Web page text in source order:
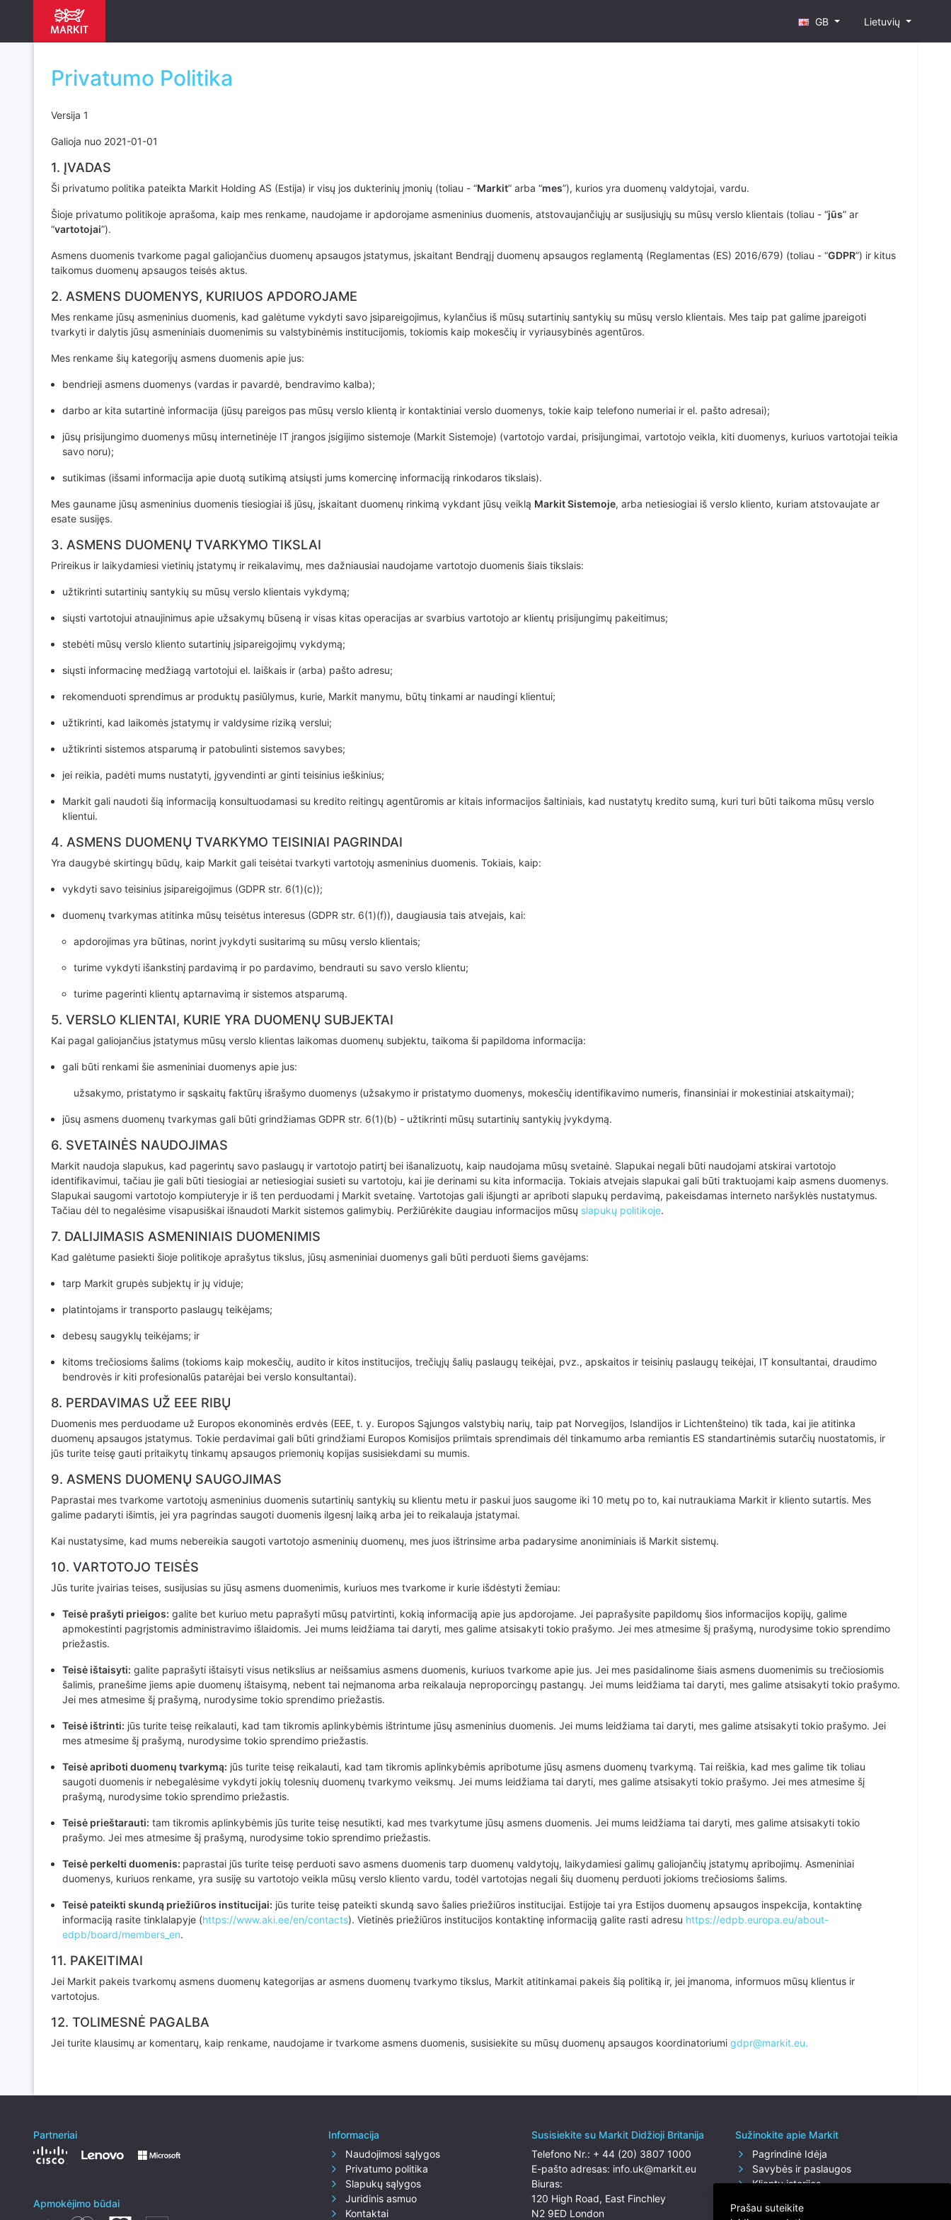
Prašau suteikite
GB Lietuvių
Privatumo Politika
Versija 1
Galioja nuo 2021-01-01
1. ĮVADAS
Ši privatumo politika pateikta Markit Holding AS (Estija) ir visų jos dukterinių įmonių (toliau - “Markit” arba “mes”), kurios yra duomenų valdytojai, vardu.
Šioje privatumo politikoje aprašoma, kaip mes renkame, naudojame ir apdorojame asmeninius duomenis, atstovaujančiųjų ar susijusiųjų su mūsų verslo klientais (toliau - “jūs” ar
“vartotojai”).
Asmens duomenis tvarkome pagal galiojančius duomenų apsaugos įstatymus, įskaitant Bendrąjį duomenų apsaugos reglamentą (Reglamentas (ES) 2016/679) (toliau - “GDPR”) ir kitus
taikomus duomenų apsaugos teisės aktus.
2. ASMENS DUOMENYS, KURIUOS APDOROJAME
Mes renkame jūsų asmeninius duomenis, kad galėtume vykdyti savo įsipareigojimus, kylančius iš mūsų sutartinių santykių su mūsų verslo klientais. Mes taip pat galime įpareigoti
tvarkyti ir dalytis jūsų asmeniniais duomenimis su valstybinėmis institucijomis, tokiomis kaip mokesčių ir vyriausybinės agentūros.
Mes renkame šių kategorijų asmens duomenis apie jus:
bendrieji asmens duomenys (vardas ir pavardė, bendravimo kalba);
darbo ar kita sutartinė informacija (jūsų pareigos pas mūsų verslo klientą ir kontaktiniai verslo duomenys, tokie kaip telefono numeriai ir el. pašto adresai);
jūsų prisijungimo duomenys mūsų internetinėje IT įrangos įsigijimo sistemoje (Markit Sistemoje) (vartotojo vardai, prisijungimai, vartotojo veikla, kiti duomenys, kuriuos vartotojai teikia
savo noru);
sutikimas (išsami informacija apie duotą sutikimą atsiųsti jums komercinę informaciją rinkodaros tikslais).
Mes gauname jūsų asmeninius duomenis tiesiogiai iš jūsų, įskaitant duomenų rinkimą vykdant jūsų veiklą Markit Sistemoje, arba netiesiogiai iš verslo kliento, kuriam atstovaujate ar
esate susijęs.
3. ASMENS DUOMENŲ TVARKYMO TIKSLAI
Prireikus ir laikydamiesi vietinių įstatymų ir reikalavimų, mes dažniausiai naudojame vartotojo duomenis šiais tikslais:
užtikrinti sutartinių santykių su mūsų verslo klientais vykdymą;
siųsti vartotojui atnaujinimus apie užsakymų būseną ir visas kitas operacijas ar svarbius vartotojo ar klientų prisijungimų pakeitimus;
stebėti mūsų verslo kliento sutartinių įsipareigojimų vykdymą;
siųsti informacinę medžiagą vartotojui el. laiškais ir (arba) pašto adresu;
rekomenduoti sprendimus ar produktų pasiūlymus, kurie, Markit manymu, būtų tinkami ar naudingi klientui;
užtikrinti, kad laikomės įstatymų ir valdysime riziką verslui;
užtikrinti sistemos atsparumą ir patobulinti sistemos savybes;
jei reikia, padėti mums nustatyti, įgyvendinti ar ginti teisinius ieškinius;
Markit gali naudoti šią informaciją konsultuodamasi su kredito reitingų agentūromis ar kitais informacijos šaltiniais, kad nustatytų kredito sumą, kuri turi būti taikoma mūsų verslo
klientui.
4. ASMENS DUOMENŲ TVARKYMO TEISINIAI PAGRINDAI
Yra daugybė skirtingų būdų, kaip Markit gali teisėtai tvarkyti vartotojų asmeninius duomenis. Tokiais, kaip:
vykdyti savo teisinius įsipareigojimus (GDPR str. 6(1)(c));
duomenų tvarkymas atitinka mūsų teisėtus interesus (GDPR str. 6(1)(f)), daugiausia tais atvejais, kai:
apdorojimas yra būtinas, norint įvykdyti susitarimą su mūsų verslo klientais;
turime vykdyti išankstinį pardavimą ir po pardavimo, bendrauti su savo verslo klientu;
turime pagerinti klientų aptarnavimą ir sistemos atsparumą.
5. VERSLO KLIENTAI, KURIE YRA DUOMENŲ SUBJEKTAI
Kai pagal galiojančius įstatymus mūsų verslo klientas laikomas duomenų subjektu, taikoma ši papildoma informacija:
gali būti renkami šie asmeniniai duomenys apie jus:
užsakymo, pristatymo ir sąskaitų faktūrų išrašymo duomenys (užsakymo ir pristatymo duomenys, mokesčių identifikavimo numeris, finansiniai ir mokestiniai atskaitymai);
jūsų asmens duomenų tvarkymas gali būti grindžiamas GDPR str. 6(1)(b) - užtikrinti mūsų sutartinių santykių įvykdymą.
6. SVETAINĖS NAUDOJIMAS
Markit naudoja slapukus, kad pagerintų savo paslaugų ir vartotojo patirtį bei išanalizuotų, kaip naudojama mūsų svetainė. Slapukai negali būti naudojami atskirai vartotojo
identifikavimui, tačiau jie gali būti tiesiogiai ar netiesiogiai susieti su vartotoju, kai jie derinami su kita informacija. Tokiais atvejais slapukai gali būti traktuojami kaip asmens duomenys.
Slapukai saugomi vartotojo kompiuteryje ir iš ten perduodami į Markit svetainę. Vartotojas gali išjungti ar apriboti slapukų perdavimą, pakeisdamas interneto naršyklės nustatymus.
Tačiau dėl to negalėsime visapusiškai išnaudoti Markit sistemos galimybių. Peržiūrėkite daugiau informacijos mūsų slapukų politikoje.
7. DALIJIMASIS ASMENINIAIS DUOMENIMIS
Kad galėtume pasiekti šioje politikoje aprašytus tikslus, jūsų asmeniniai duomenys gali būti perduoti šiems gavėjams:
tarp Markit grupės subjektų ir jų viduje;
platintojams ir transporto paslaugų teikėjams;
debesų saugyklų teikėjams; ir
kitoms trečiosioms šalims (tokioms kaip mokesčių, audito ir kitos institucijos, trečiųjų šalių paslaugų teikėjai, pvz., apskaitos ir teisinių paslaugų teikėjai, IT konsultantai, draudimo
bendrovės ir kiti profesionalūs patarėjai bei verslo konsultantai).
8. PERDAVIMAS UŽ EEE RIBŲ
Duomenis mes perduodame už Europos ekonominės erdvės (EEE, t. y. Europos Sąjungos valstybių narių, taip pat Norvegijos, Islandijos ir Lichtenšteino) tik tada, kai jie atitinka
duomenų apsaugos įstatymus. Tokie perdavimai gali būti grindžiami Europos Komisijos priimtais sprendimais dėl tinkamumo arba remiantis ES standartinėmis sutarčių nuostatomis, ir
jūs turite teisę gauti pritaikytų tinkamų apsaugos priemonių kopijas susisiekdami su mumis.
9. ASMENS DUOMENŲ SAUGOJIMAS
Paprastai mes tvarkome vartotojų asmeninius duomenis sutartinių santykių su klientu metu ir paskui juos saugome iki 10 metų po to, kai nutraukiama Markit ir kliento sutartis. Mes
galime padaryti išimtis, jei yra pagrindas saugoti duomenis ilgesnį laiką arba jei to reikalauja įstatymai.
Kai nustatysime, kad mums nebereikia saugoti vartotojo asmeninių duomenų, mes juos ištrinsime arba padarysime anoniminiais iš Markit sistemų.
10. VARTOTOJO TEISĖS
Jūs turite įvairias teises, susijusias su jūsų asmens duomenimis, kuriuos mes tvarkome ir kurie išdėstyti žemiau:
Teisė prašyti prieigos: galite bet kuriuo metu paprašyti mūsų patvirtinti, kokią informaciją apie jus apdorojame. Jei paprašysite papildomų šios informacijos kopijų, galime
apmokestinti pagrįstomis administravimo išlaidomis. Jei mums leidžiama tai daryti, mes galime atsisakyti tokio prašymo. Jei mes atmesime šį prašymą, nurodysime tokio sprendimo
priežastis.
Teisė ištaisyti: galite paprašyti ištaisyti visus netikslius ar neišsamius asmens duomenis, kuriuos tvarkome apie jus. Jei mes pasidalinome šiais asmens duomenimis su trečiosiomis
šalimis, pranešime jiems apie duomenų ištaisymą, nebent tai neįmanoma arba reikalauja neproporcingų pastangų. Jei mums leidžiama tai daryti, mes galime atsisakyti tokio prašymo.
Jei mes atmesime šį prašymą, nurodysime tokio sprendimo priežastis.
Teisė ištrinti: jūs turite teisę reikalauti, kad tam tikromis aplinkybėmis ištrintume jūsų asmeninius duomenis. Jei mums leidžiama tai daryti, mes galime atsisakyti tokio prašymo. Jei
mes atmesime šį prašymą, nurodysime tokio sprendimo priežastis.
Teisė apriboti duomenų tvarkymą: jūs turite teisę reikalauti, kad tam tikromis aplinkybėmis apribotume jūsų asmens duomenų tvarkymą. Tai reiškia, kad mes galime tik toliau
saugoti duomenis ir nebegalėsime vykdyti jokių tolesnių duomenų tvarkymo veiksmų. Jei mums leidžiama tai daryti, mes galime atsisakyti tokio prašymo. Jei mes atmesime šį
prašymą, nurodysime tokio sprendimo priežastis.
Teisė prieštarauti: tam tikromis aplinkybėmis jūs turite teisę nesutikti, kad mes tvarkytume jūsų asmens duomenis. Jei mums leidžiama tai daryti, mes galime atsisakyti tokio
prašymo. Jei mes atmesime šį prašymą, nurodysime tokio sprendimo priežastis.
Teisė perkelti duomenis: paprastai jūs turite teisę perduoti savo asmens duomenis tarp duomenų valdytojų, laikydamiesi galimų galiojančių įstatymų apribojimų. Asmeniniai
duomenys, kuriuos renkame, yra susiję su vartotojo veikla mūsų verslo kliento vardu, todėl vartotojas negali šių duomenų perduoti jokioms trečiosioms šalims.
Teisė pateikti skundą priežiūros institucijai: jūs turite teisę pateikti skundą savo šalies priežiūros institucijai. Estijoje tai yra Estijos duomenų apsaugos inspekcija, kontaktinę
informaciją rasite tinklalapyje (https://www.aki.ee/en/contacts). Vietinės priežiūros institucijos kontaktinę informaciją galite rasti adresu https://edpb.europa.eu/about-
edpb/board/members_en.
11. PAKEITIMAI
Jei Markit pakeis tvarkomų asmens duomenų kategorijas ar asmens duomenų tvarkymo tikslus, Markit atitinkamai pakeis šią politiką ir, jei įmanoma, informuos mūsų klientus ir
vartotojus.
12. TOLIMESNĖ PAGALBA
Jei turite klausimų ar komentarų, kaip renkame, naudojame ir tvarkome asmens duomenis, susisiekite su mūsų duomenų apsaugos koordinatoriumi gdpr@markit.eu.
Informacija
Naudojimosi sąlygos
Privatumo politika
Slapukų sąlygos
Juridinis asmuo
Kontaktai
Susisiekite su Markit Didžioji Britanija
Telefono Nr.: + 44 (20) 3807 1000
E-pašto adresas: info.uk@markit.eu
Biuras:
120 High Road, East Finchley
N2 9ED London
Sužinokite apie Markit
Pagrindinė Idėja
Savybės ir paslaugos
Klientų istorijos
Tinklaraštis
Partneriai
Apmokėjimo būdai